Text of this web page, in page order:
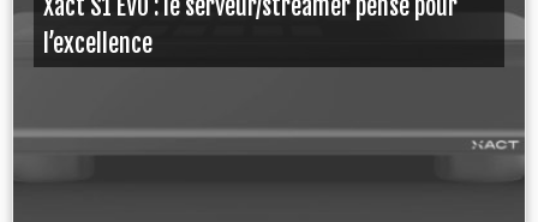
Xact S1 EVO : le serveur/streamer pensé pour
l’excellence